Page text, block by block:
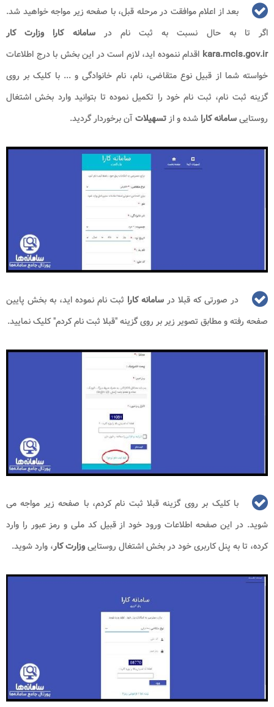
بعد از اعلام موافقت در مرحله قبل، با صفحه زیر مواجه خواهید شد.
اگر تا به حال نسبت به ثبت نام درسامانه کارا وزارت کار
kara.mcls.gov.ir اقدام ننموده اید، لازم است در این بخش با درج اطلاعات
خواسته شما از قبیل نوع متقاضی، نام، نام خانوادگی و ... با کلیک بر روی
گزینه ثبت نام، ثبت نام خود را تکمیل نموده تا بتوانید وارد بخش اشتغال
روستاییسامانه کارا شده و ازتسهیلاتآن برخوردار گردید.
در صورتی که قبلا در سامانه کارا ثبت نام نموده اید، به بخش پایین
صفحه رفته و مطابق تصویر زیر بر روی گزینه "قبلا ثبت نام کردم" کلیک نمایید.
با کلیک بر روی گزینه قبلا ثبت نام کردم، با صفحه زیر مواجه می
شوید. در این صفحه اطلاعات ورود خود از قبیل کد ملی و رمز عبور را وارد
کرده، تا به پنل کاربری خود در بخش اشتغال روستاییوزارت کار، وارد شوید.